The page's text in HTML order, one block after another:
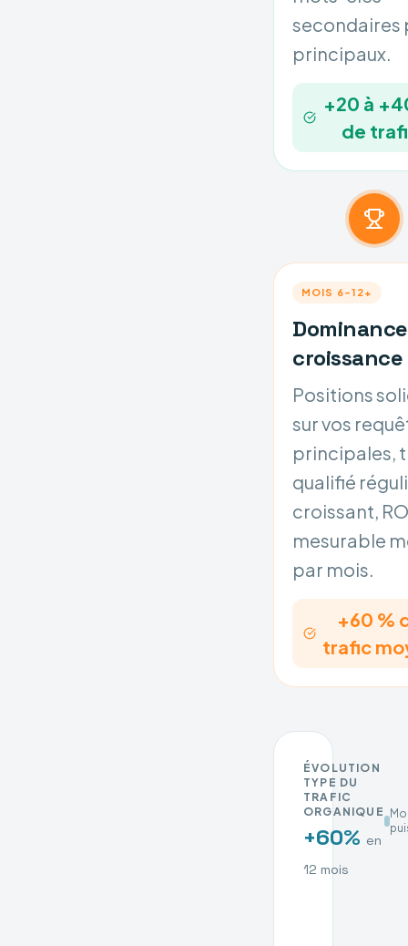
secondaires
principaux.
+20 à
de
MOIS 6–12+
croissance
Positions
sur vos
principales,
qualifié
croissant,
mesurable
par mois.
+60 %
trafic
ÉVOLUTION
TYPE DU
TRAFIC
ORGANIQUE
+60% en
12 mois